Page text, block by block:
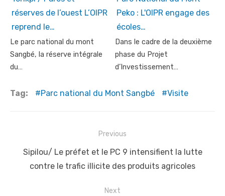
réserves de l’ouest L’OIPR
reprend le…
Le parc national du mont
Sangbé, la réserve intégrale
du…
Peko : L'OIPR engage des
écoles…
Dans le cadre de la deuxième
phase du Projet
d’Investissement…
Tag: Parc national du Mont Sangbé Visite
navigation
Previous
Previous
post:
Sipilou/ Le préfet et le PC 9 intensifient la lutte
contre le trafic illicite des produits agricoles
Next